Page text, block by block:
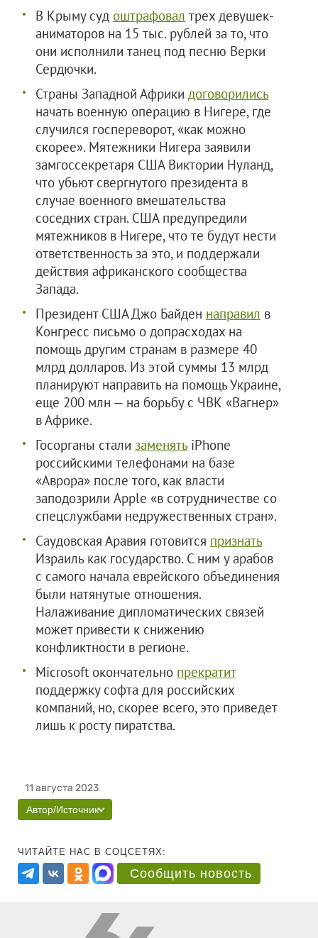
В Крыму суд оштрафовал трех девушек-
аниматоров на 15 тыс. рублей за то, что
они исполнили танец под песню Верки
Сердючки.
Страны Западной Африки договорились
начать военную операцию в Нигере, где
случился госпереворот, «как можно
скорее». Мятежники Нигера заявили
замгоссекретаря США Виктории Нуланд,
что убьют свергнутого президента в
случае военного вмешательства
соседних стран. США предупредили
мятежников в Нигере, что те будут нести
ответственность за это, и поддержали
действия африканского сообщества
Запада.
Президент США Джо Байден направил в
Конгресс письмо о допрасходах на
помощь другим странам в размере 40
млрд долларов. Из этой суммы 13 млрд
планируют направить на помощь Украине,
еще 200 млн — на борьбу с ЧВК «Вагнер»
в Африке.
Госорганы стали заменятьiPhone
российскими телефонами на базе
«Аврора» после того, как власти
заподозрили Apple «в сотрудничестве со
спецслужбами недружественных стран».
Саудовская Аравия готовится признать
Израиль как государство. С ним у арабов
с самого начала еврейского объединения
были натянутые отношения.
Налаживание дипломатических связей
может привести к снижению
конфликтности в регионе.
Microsoft окончательно прекратит
поддержку софта для российских
компаний, но, скорее всего, это приведет
лишь к росту пиратства.
11 августа 2023
Автор/Источник
ЧИТАЙТЕ НАС В СОЦСЕТЯХ:
Сообщить новость